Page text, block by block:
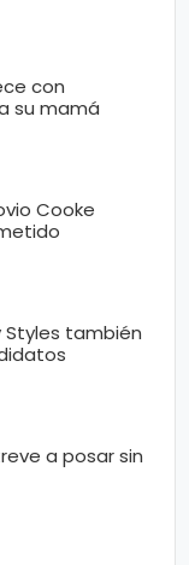
con
su mamá
Cooke
Styles también
a posar sin